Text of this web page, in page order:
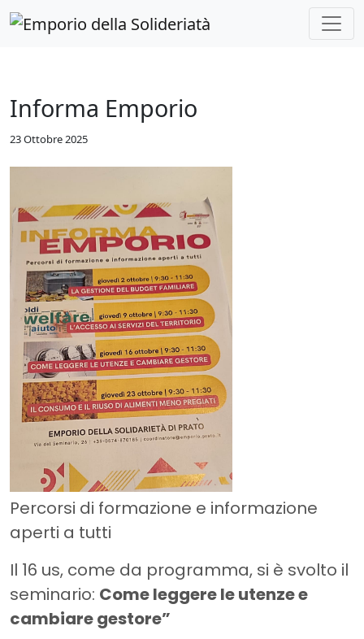
Skip to main content
Informa Emporio
23 Ottobre 2025
Percorsi di formazione e informazione
aperti a tutti
Il 16 us, come da programma, si è svolto il
seminario: Come leggere le utenze e
cambiare gestore”